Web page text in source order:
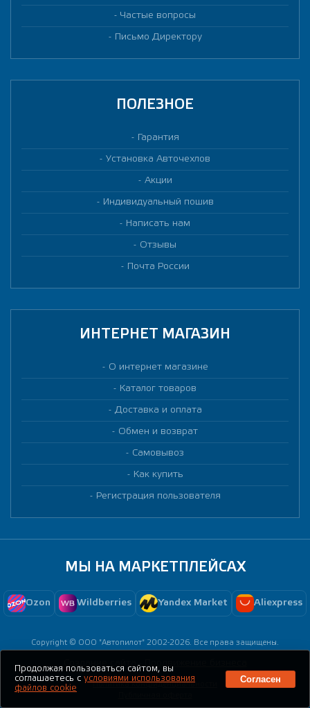
Частые вопросы
Письмо Директору
ПОЛЕЗНОЕ
Гарантия
Установка Авточехлов
Акции
Индивидуальный пошив
Написать нам
Отзывы
Почта России
ИНТЕРНЕТ МАГАЗИН
О интернет магазине
Каталог товаров
Доставка и оплата
Обмен и возврат
Самовывоз
Как купить
Регистрация пользователя
МЫ НА МАРКЕТПЛЕЙСАХ
Ozon Wildberries Yandex Market Aliexpress
Copyright © ООО "Автопилот" 2002-2026. Все права защищены.
Создание сайта -
Политика конфиденциальности
Продолжая пользоваться сайтом, вы
соглашаетесь с условиями использования
файлов cookie
Согласен